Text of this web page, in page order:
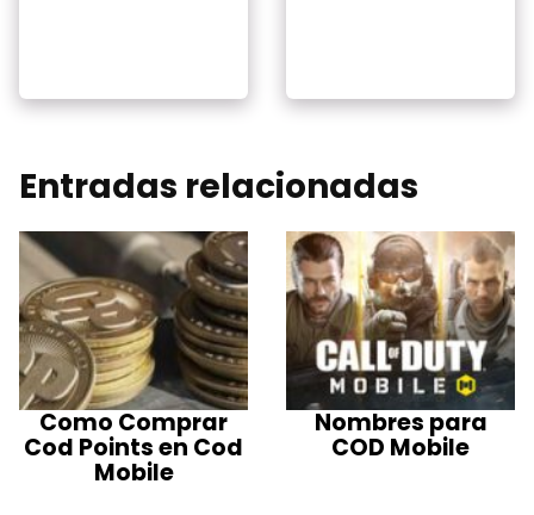
Entradas relacionadas
Como Comprar
Cod Points en Cod
Mobile
Nombres para
COD Mobile